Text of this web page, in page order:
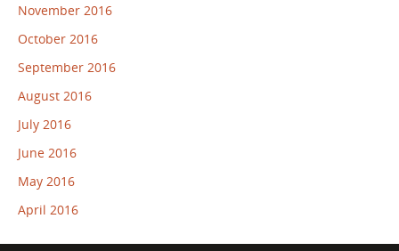
November 2016
October 2016
September 2016
August 2016
July 2016
June 2016
May 2016
April 2016